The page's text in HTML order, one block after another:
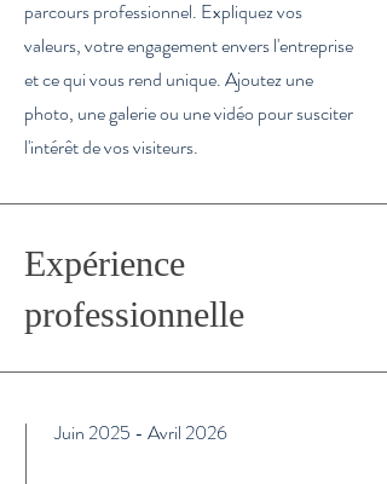
parcours professionnel. Expliquez vos
valeurs, votre engagement envers l'entreprise
et ce qui vous rend unique. Ajoutez une
photo, une galerie ou une vidéo pour susciter
l'intérêt de vos visiteurs.
Expérience
professionnelle
Juin 2025 - Avril 2026